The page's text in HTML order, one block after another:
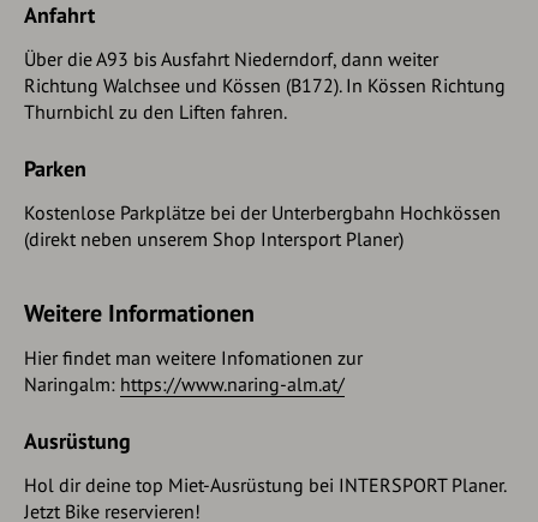
Anfahrt
Über die A93 bis Ausfahrt Niederndorf, dann weiter
Richtung Walchsee und Kössen (B172). In Kössen Richtung
Thurnbichl zu den Liften fahren.
Parken
Kostenlose Parkplätze bei der Unterbergbahn Hochkössen
(direkt neben unserem Shop Intersport Planer)
Weitere Informationen
Hier findet man weitere Infomationen zur
Naringalm: https://www.naring-alm.at/
Ausrüstung
Hol dir deine top Miet-Ausrüstung bei INTERSPORT Planer.
Jetzt Bike reservieren!